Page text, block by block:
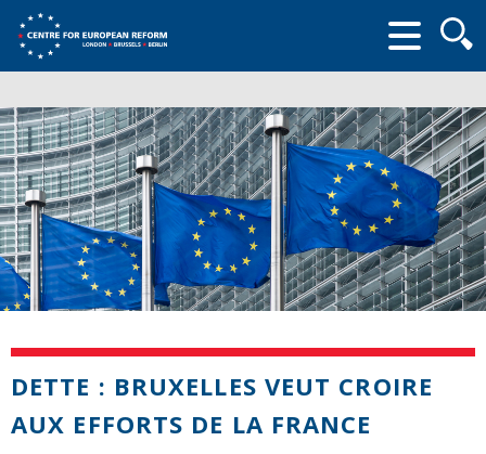
form
DETTE : BRUXELLES VEUT CROIRE
AUX EFFORTS DE LA FRANCE